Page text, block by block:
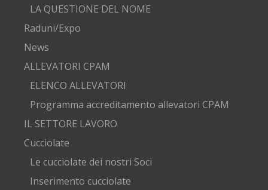
LA QUESTIONE DEL NOME
Raduni/Expo
News
ALLEVATORI CPAM
ELENCO ALLEVATORI
Programma accreditamento allevatori CPAM
IL SETTORE LAVORO
Cucciolate
Le cucciolate dei nostri Soci
Inserimento cucciolate